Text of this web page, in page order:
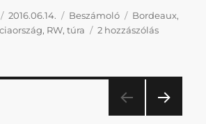
Közzétéve
2016.06.14. Kategória
Beszámoló Címke
Bordeaux,
, RW,túra 2 hozzászólásCsakblog
című